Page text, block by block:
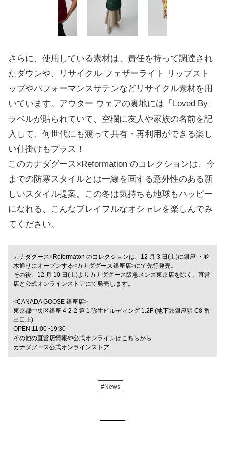
さらに、使用している素材は、責任を持って調達され
たダウンや、リサイクル フェザーライト リップスト
ップやパフォーマンスサテンなどリサイクル素材を用
いています。アウター ウェアの裏地には「Loved By」
ラベルが貼られていて、空欄に友人や家族の名前を記
入して、何世代にも渡って共有・再利用ができる楽し
い仕掛けもプラス！
このカナダグース×Reformation のコレクションは、今
までの防寒スタイルとは一線を画する意外性のある新
しいスタイル提案。この冬は気持ちも地球もハッピー
になれる、こんなプレイフルなオシャレを楽しんでみ
てください。
カナダグース×Reformaton のコレクションは、12 月 3 日(土)に銀座 ・並
木通りにオープンする<カナダグース銀座店>にて先行発売。
その後、12 月 10 日(土)よりカナダグース阪急メンズ東京店を除く、直営
店と公式オンラインストアにて発売します。
<CANADA GOOSE 銀座店>
東京都中央区銀座 4-2-2 第 1 弥生ビルディング 1.2F (地下鉄銀座駅 C8 番
出口上)
OPEN:11:00~19:30
その他の直営店情報や公式オンラインはこちらから
カナダグース公式オンラインストア
#News